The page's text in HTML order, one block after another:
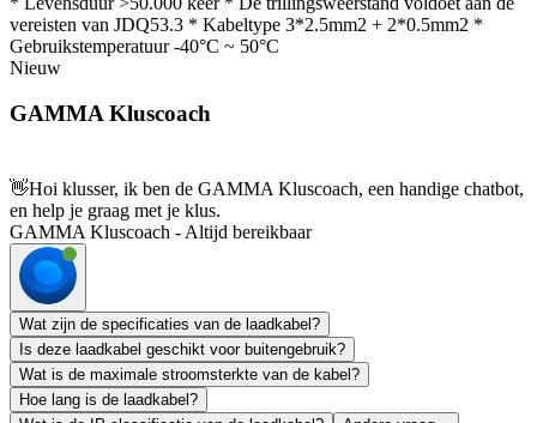
vereisten van JDQ53.3 * Kabeltype 3*2.5mm2 + 2*0.5mm2 *
Gebruikstemperatuur -40°C ~ 50°C
Nieuw
GAMMA Kluscoach
👋Hoi klusser, ik ben de GAMMA Kluscoach, een handige chatbot,
en help je graag met je klus.
GAMMA Kluscoach - Altijd bereikbaar
Wat zijn de specificaties van de laadkabel?
Is deze laadkabel geschikt voor buitengebruik?
Wat is de maximale stroomsterkte van de kabel?
Hoe lang is de laadkabel?